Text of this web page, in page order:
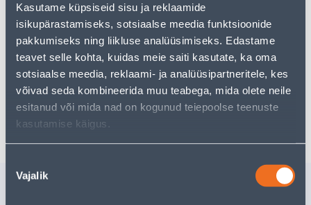
Kasutame küpsiseid sisu ja reklaamide
isikupärastamiseks, sotsiaalse meedia funktsioonide
pakkumiseks ning liikluse analüüsimiseks. Edastame
teavet selle kohta, kuidas meie saiti kasutate, ka oma
sotsiaalse meedia, reklaami- ja analüüsipartneritele, kes
võivad seda kombineerida muu teabega, mida olete neile
esitanud või mida nad on kogunud teiepoolse teenuste
kasutamise käigus.
valik
Vajalik
• 14-päevane tagastusõigus.
Предполагаемая доставка 3,69 € от 2-5 tööpäeva
Посылочный автомат от 2,29 € с 2-5 tööpäeva
Забрать в магазине, с 06.08.2026
Похожие продукты